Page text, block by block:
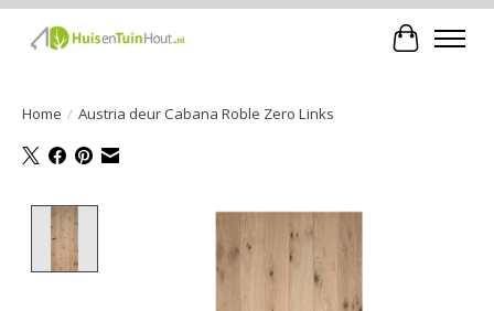
Home / Austria deur Cabana Roble Zero Links
Product image slideshow Items